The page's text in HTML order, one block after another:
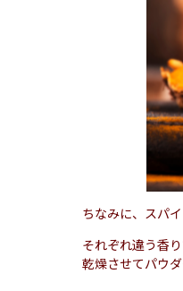
ちなみに、スパ
それぞれ違う香
乾燥させてパウ